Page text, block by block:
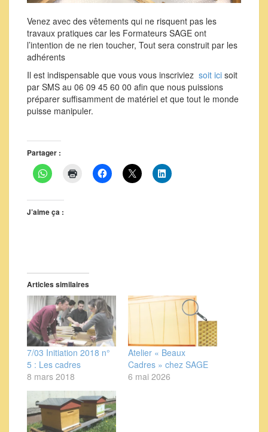
Venez avec des vêtements qui ne risquent pas les
travaux pratiques car les Formateurs SAGE ont
l’intention de ne rien toucher, Tout sera construit par les
adhérents
Il est indispensable que vous vous inscriviez soit ici soit
par SMS au 06 09 45 60 00 afin que nous puissions
préparer suffisamment de matériel et que tout le monde
puisse manipuler.
Partager :
J’aime ça :
Articles similaires
7/03 Initiation 2018 n°
5 : Les cadres
8 mars 2018
Atelier « Beaux
Cadres » chez SAGE
6 mai 2026